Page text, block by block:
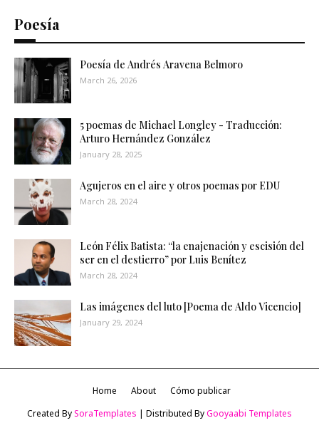
Poesía
Poesía de Andrés Aravena Belmoro
March 26, 2026
5 poemas de Michael Longley - Traducción:
Arturo Hernández González
January 28, 2025
Agujeros en el aire y otros poemas por EDU
March 28, 2024
León Félix Batista: “la enajenación y escisión del
ser en el destierro” por Luis Benítez
March 28, 2024
Las imágenes del luto [Poema de Aldo Vicencio]
January 29, 2024
Home About
Cómo publicar
Created BySoraTemplates | Distributed ByGooyaabi Templates